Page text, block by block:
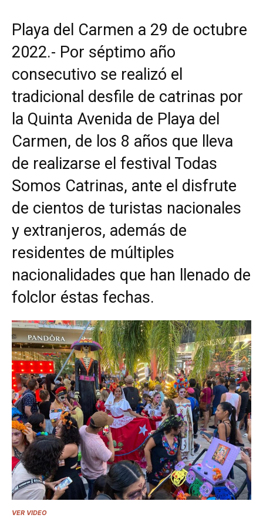
Playa del Carmen a 29 de octubre
2022.- Por séptimo año
consecutivo se realizó el
tradicional desfile de catrinas por
la Quinta Avenida de Playa del
Carmen, de los 8 años que lleva
de realizarse el festival Todas
Somos Catrinas, ante el disfrute
de cientos de turistas nacionales
y extranjeros, además de
residentes de múltiples
nacionalidades que han llenado de
folclor éstas fechas.
VER VIDEO